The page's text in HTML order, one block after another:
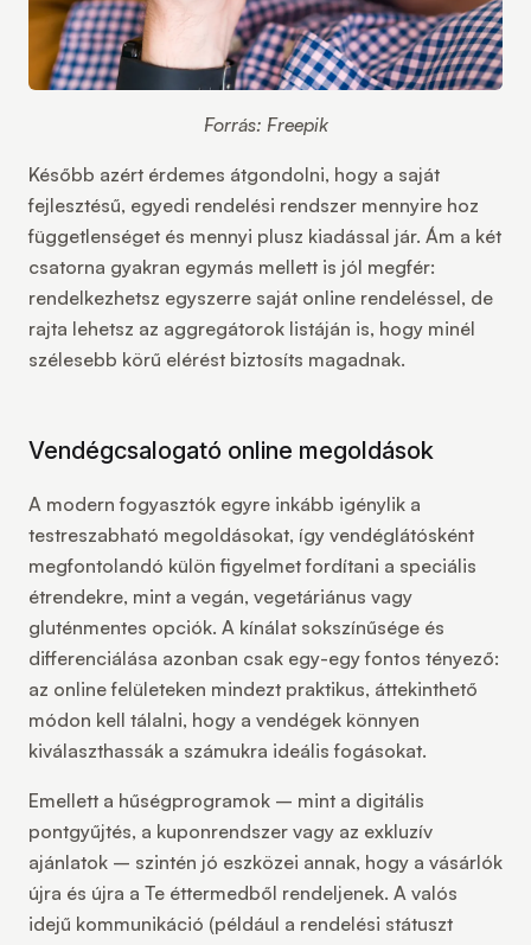
Forrás: Freepik
Később azért érdemes átgondolni, hogy a saját
fejlesztésű, egyedi rendelési rendszer mennyire hoz
függetlenséget és mennyi plusz kiadással jár. Ám a két
csatorna gyakran egymás mellett is jól megfér:
rendelkezhetsz egyszerre saját online rendeléssel, de
rajta lehetsz az aggregátorok listáján is, hogy minél
szélesebb körű elérést biztosíts magadnak.
Vendégcsalogató online megoldások
A modern fogyasztók egyre inkább igénylik a
testreszabható megoldásokat, így vendéglátósként
megfontolandó külön figyelmet fordítani a speciális
étrendekre, mint a vegán, vegetáriánus vagy
gluténmentes opciók. A kínálat sokszínűsége és
differenciálása azonban csak egy-egy fontos tényező:
az online felületeken mindezt praktikus, áttekinthető
módon kell tálalni, hogy a vendégek könnyen
kiválaszthassák a számukra ideális fogásokat.
Emellett a hűségprogramok – mint a digitális
pontgyűjtés, a kuponrendszer vagy az exkluzív
ajánlatok – szintén jó eszközei annak, hogy a vásárlók
újra és újra a Te éttermedből rendeljenek. A valós
idejű kommunikáció (például a rendelési státuszt